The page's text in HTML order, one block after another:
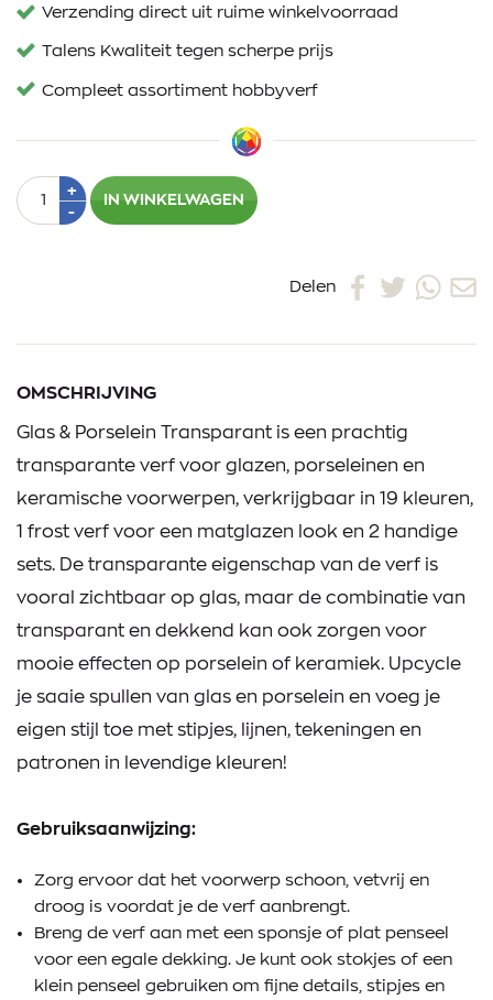
Verzending direct uit ruime winkelvoorraad
Talens Kwaliteit tegen scherpe prijs
Compleet assortiment hobbyverf
Aantal+Plus
-Min
IN WINKELWAGEN
Delen
OMSCHRIJVING
Glas & Porselein Transparant is een prachtig
transparante verf voor glazen, porseleinen en
keramische voorwerpen, verkrijgbaar in 19 kleuren,
1 frost verf voor een matglazen look en 2 handige
sets. De transparante eigenschap van de verf is
vooral zichtbaar op glas, maar de combinatie van
transparant en dekkend kan ook zorgen voor
mooie effecten op porselein of keramiek. Upcycle
je saaie spullen van glas en porselein en voeg je
eigen stijl toe met stipjes, lijnen, tekeningen en
patronen in levendige kleuren!
Gebruiksaanwijzing:
Zorg ervoor dat het voorwerp schoon, vetvrij en
droog is voordat je de verf aanbrengt.
Breng de verf aan met een sponsje of plat penseel
voor een egale dekking. Je kunt ook stokjes of een
klein penseel gebruiken om fijne details, stipjes en